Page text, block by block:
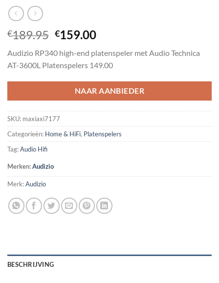
€189.95 Oorspronkelijke
was:
€189.95.
€159.00Huidige
is:
€159.00.
Audizio RP340 high-end platenspeler met Audio Technica
AT-3600L Platenspelers 149.00
NAAR AANBIEDER
SKU: maxiaxi7177
Categorieën: Home & HiFi, Platenspelers
Tag:Audio Hifi
Merken:Audizio
Merk:Audizio
BESCHRIJVING